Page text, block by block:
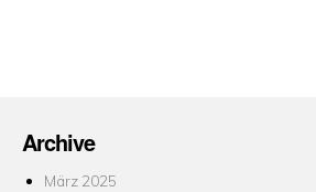
Archive
März 2025